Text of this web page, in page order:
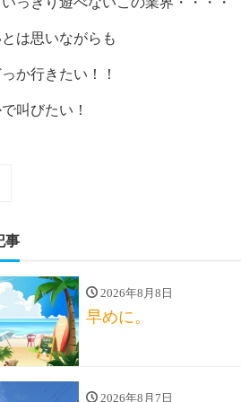
は思いながらも
か行きたい！！
叫びたい！
事
2026年8月8日
早めに。
2026年8月7日